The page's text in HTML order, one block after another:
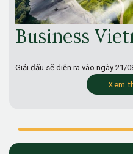
Business
Giải đấu sẽ diễn ra vào ngày 21/
Xem